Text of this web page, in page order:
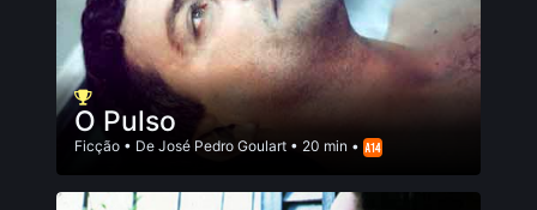
O Pulso
Ficção • De José Pedro Goulart • 20 min •